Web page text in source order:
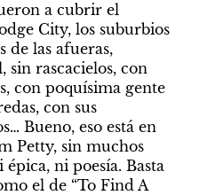
a cubrir el
City, los suburbios
de las afueras,
sin rascacielos, con
con poquísima gente
con sus
Bueno, eso está en
Petty, sin muchos
ni poesía. Basta
el de “To Find A